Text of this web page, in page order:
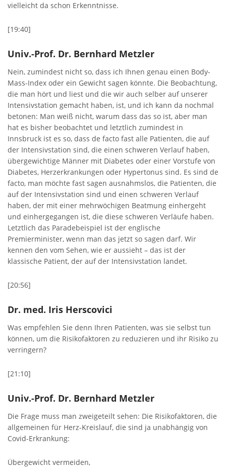
vielleicht da schon Erkenntnisse.
[19:40]
Univ.-Prof. Dr. Bernhard Metzler
Nein, zumindest nicht so, dass ich Ihnen genau einen Body-
Mass-Index oder ein Gewicht sagen könnte. Die Beobachtung,
die man hört und liest und die wir auch selber auf unserer
Intensivstation gemacht haben, ist, und ich kann da nochmal
betonen: Man weiß nicht, warum dass das so ist, aber man
hat es bisher beobachtet und letztlich zumindest in
Innsbruck ist es so, dass de facto fast alle Patienten, die auf
der Intensivstation sind, die einen schweren Verlauf haben,
übergewichtige Männer mit Diabetes oder einer Vorstufe von
Diabetes, Herzerkrankungen oder Hypertonus sind. Es sind de
facto, man möchte fast sagen ausnahmslos, die Patienten, die
auf der Intensivstation sind und einen schweren Verlauf
haben, der mit einer mehrwöchigen Beatmung einhergeht
und einhergegangen ist, die diese schweren Verläufe haben.
Letztlich das Paradebeispiel ist der englische
Premierminister, wenn man das jetzt so sagen darf. Wir
kennen den vom Sehen, wie er aussieht – das ist der
klassische Patient, der auf der Intensivstation landet.
[20:56]
Dr. med. Iris Herscovici
Was empfehlen Sie denn Ihren Patienten, was sie selbst tun
können, um die Risikofaktoren zu reduzieren und ihr Risiko zu
verringern?
[21:10]
Univ.-Prof. Dr. Bernhard Metzler
Die Frage muss man zweigeteilt sehen: Die Risikofaktoren, die
allgemeinen für Herz-Kreislauf, die sind ja unabhängig von
Covid-Erkrankung:
Übergewicht vermeiden,